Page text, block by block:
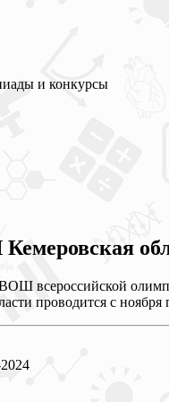
и конкурсы
всероссийской
проводится с ноября